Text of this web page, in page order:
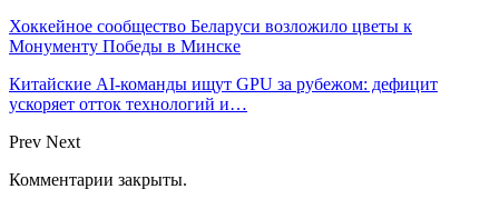
Хоккейное сообщество Беларуси возложило цветы к
Монументу Победы в Минске
Китайские AI-команды ищут GPU за рубежом: дефицит
ускоряет отток технологий и…
Prev Next
Комментарии закрыты.